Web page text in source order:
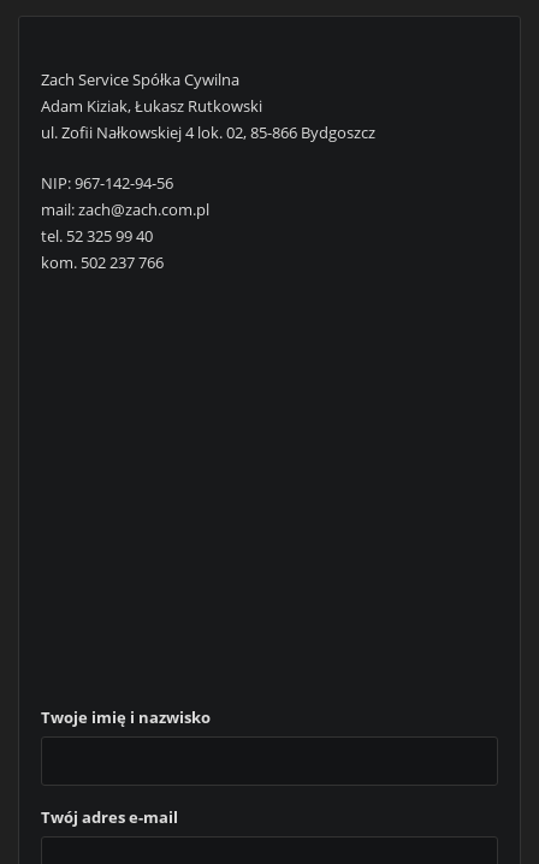
Zach Service Spółka Cywilna
Adam Kiziak, Łukasz Rutkowski
ul. Zofii Nałkowskiej 4 lok. 02, 85-866 Bydgoszcz
NIP: 967-142-94-56
mail: zach@zach.com.pl
tel. 52 325 99 40
kom. 502 237 766
Twoje imię i nazwisko
Twój adres e-mail